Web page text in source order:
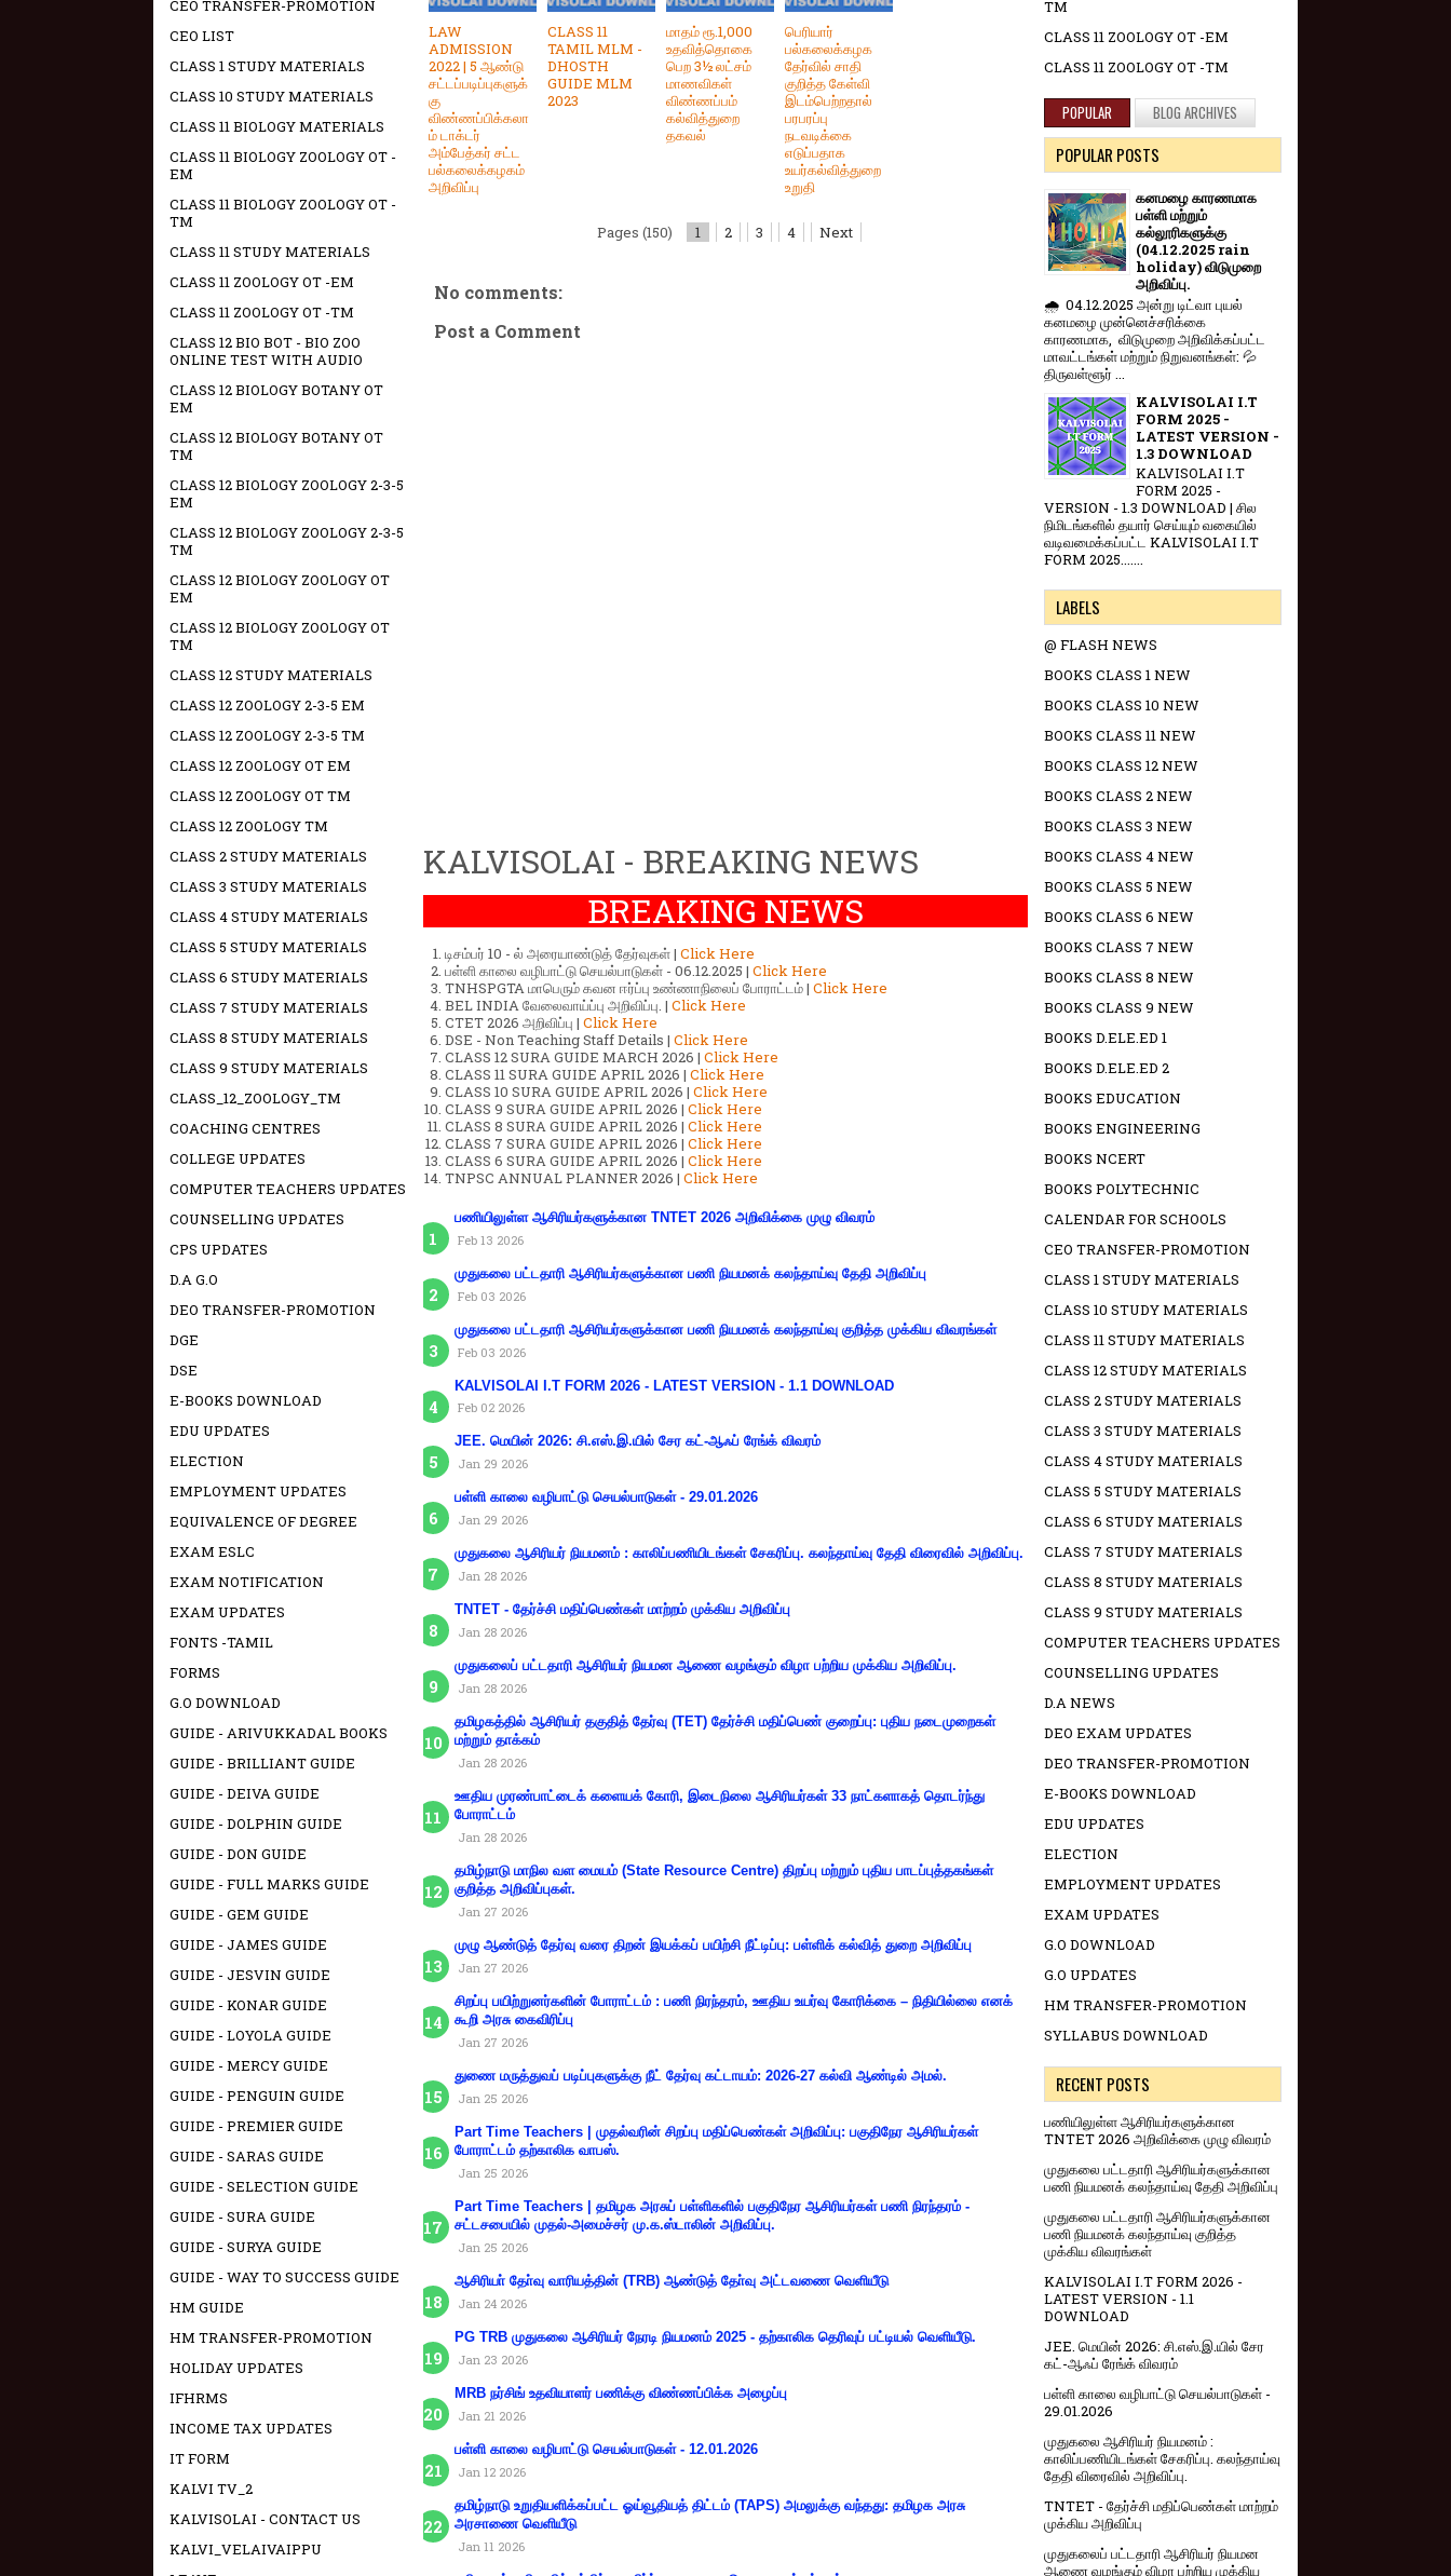
LAW
ADMISSION
2022 | 5 ஆண்டு
சட்டப்படிப்புகளுக்
கு
விண்ணப்பிக்கலா
ம் டாக்டர்
அம்பேத்கர் சட்ட
பல்கலைக்கழகம்
அறிவிப்பு
CLASS 11
TAMIL MLM -
DHOSTH
GUIDE MLM
2023
மாதம் ரூ.1,000
உதவித்தொகை
பெற 3½ லட்சம்
மாணவிகள்
விண்ணப்பம்
கல்வித்துறை
தகவல்
பெரியார்
பல்கலைக்கழக
தேர்வில் சாதி
குறித்த கேள்வி
இடம்பெற்றதால்
பரபரப்பு
நடவடிக்கை
எடுப்பதாக
உயர்கல்வித்துறை
உறுதி
Pages (150) 1 2 3 4 Next
No comments:
Post a Comment
KALVISOLAI - BREAKING NEWS
BREAKING NEWS
டிசம்பர் 10 - ல் அரையாண்டுத் தேர்வுகள் | Click Here
பள்ளி காலை வழிபாட்டு செயல்பாடுகள் - 06.12.2025 | Click Here
TNHSPGTA மாபெரும் கவன ஈர்ப்பு உண்ணாநிலைப் போராட்டம் | Click Here
BEL INDIA வேலைவாய்ப்பு அறிவிப்பு. | Click Here
CTET 2026 அறிவிப்பு | Click Here
DSE - Non Teaching Staff Details | Click Here
CLASS 12 SURA GUIDE MARCH 2026 | Click Here
CLASS 11 SURA GUIDE APRIL 2026 | Click Here
CLASS 10 SURA GUIDE APRIL 2026 | Click Here
CLASS 9 SURA GUIDE APRIL 2026 | Click Here
CLASS 8 SURA GUIDE APRIL 2026 | Click Here
CLASS 7 SURA GUIDE APRIL 2026 | Click Here
CLASS 6 SURA GUIDE APRIL 2026 | Click Here
TNPSC ANNUAL PLANNER 2026 | Click Here
பணியிலுள்ள ஆசிரியர்களுக்கான TNTET 2026 அறிவிக்கை முழு விவரம்
Feb 13 2026
முதுகலை பட்டதாரி ஆசிரியர்களுக்கான பணி நியமனக் கலந்தாய்வு தேதி அறிவிப்பு
Feb 03 2026
முதுகலை பட்டதாரி ஆசிரியர்களுக்கான பணி நியமனக் கலந்தாய்வு குறித்த முக்கிய விவரங்கள்
Feb 03 2026
KALVISOLAI I.T FORM 2026 - LATEST VERSION - 1.1 DOWNLOAD
Feb 02 2026
JEE. மெயின் 2026: சி.எஸ்.இ.யில் சேர கட்-ஆஃப் ரேங்க் விவரம்
Jan 29 2026
பள்ளி காலை வழிபாட்டு செயல்பாடுகள் - 29.01.2026
Jan 29 2026
முதுகலை ஆசிரியர் நியமனம் : காலிப்பணியிடங்கள் சேகரிப்பு. கலந்தாய்வு தேதி விரைவில் அறிவிப்பு.
Jan 28 2026
TNTET - தேர்ச்சி மதிப்பெண்கள் மாற்றம் முக்கிய அறிவிப்பு
Jan 28 2026
முதுகலைப் பட்டதாரி ஆசிரியர் நியமன ஆணை வழங்கும் விழா பற்றிய முக்கிய அறிவிப்பு.
Jan 28 2026
தமிழகத்தில் ஆசிரியர் தகுதித் தேர்வு (TET) தேர்ச்சி மதிப்பெண் குறைப்பு: புதிய நடைமுறைகள்
மற்றும் தாக்கம்
Jan 28 2026
ஊதிய முரண்பாட்டைக் களையக் கோரி, இடைநிலை ஆசிரியர்கள் 33 நாட்களாகத் தொடர்ந்து
போராட்டம்
Jan 28 2026
தமிழ்நாடு மாநில வள மையம் (State Resource Centre) திறப்பு மற்றும் புதிய பாடப்புத்தகங்கள்
குறித்த அறிவிப்புகள்.
Jan 27 2026
முழு ஆண்டுத் தேர்வு வரை திறன் இயக்கப் பயிற்சி நீட்டிப்பு: பள்ளிக் கல்வித் துறை அறிவிப்பு
Jan 27 2026
சிறப்பு பயிற்றுனர்களின் போராட்டம் : பணி நிரந்தரம், ஊதிய உயர்வு கோரிக்கை – நிதியில்லை எனக்
கூறி அரசு கைவிரிப்பு
Jan 27 2026
துணை மருத்துவப் படிப்புகளுக்கு நீட் தேர்வு கட்டாயம்: 2026-27 கல்வி ஆண்டில் அமல்.
Jan 25 2026
Part Time Teachers | முதல்வரின் சிறப்பு மதிப்பெண்கள் அறிவிப்பு: பகுதிநேர ஆசிரியர்கள்
போராட்டம் தற்காலிக வாபஸ்.
Jan 25 2026
Part Time Teachers | தமிழக அரசுப் பள்ளிகளில் பகுதிநேர ஆசிரியர்கள் பணி நிரந்தரம் -
சட்டசபையில் முதல்-அமைச்சர் மு.க.ஸ்டாலின் அறிவிப்பு.
Jan 25 2026
ஆசிரியா் தோ்வு வாரியத்தின் (TRB) ஆண்டுத் தோ்வு அட்டவணை வெளியீடு
Jan 24 2026
PG TRB முதுகலை ஆசிரியர் நேரடி நியமனம் 2025 - தற்காலிக தெரிவுப் பட்டியல் வெளியீடு.
Jan 23 2026
MRB நர்சிங் உதவியாளர் பணிக்கு விண்ணப்பிக்க அழைப்பு
Jan 21 2026
பள்ளி காலை வழிபாட்டு செயல்பாடுகள் - 12.01.2026
Jan 12 2026
தமிழ்நாடு உறுதியளிக்கப்பட்ட ஓய்வூதியத் திட்டம் (TAPS) அமலுக்கு வந்தது: தமிழக அரசு
அரசாணை வெளியீடு
Jan 11 2026
CEO TRANSFER-PROMOTION
CEO LIST
CLASS 1 STUDY MATERIALS
CLASS 10 STUDY MATERIALS
CLASS 11 BIOLOGY MATERIALS
CLASS 11 BIOLOGY ZOOLOGY OT -
EM
CLASS 11 BIOLOGY ZOOLOGY OT -
TM
CLASS 11 STUDY MATERIALS
CLASS 11 ZOOLOGY OT -EM
CLASS 11 ZOOLOGY OT -TM
CLASS 12 BIO BOT - BIO ZOO
ONLINE TEST WITH AUDIO
CLASS 12 BIOLOGY BOTANY OT
EM
CLASS 12 BIOLOGY BOTANY OT
TM
CLASS 12 BIOLOGY ZOOLOGY 2-3-5
EM
CLASS 12 BIOLOGY ZOOLOGY 2-3-5
TM
CLASS 12 BIOLOGY ZOOLOGY OT
EM
CLASS 12 BIOLOGY ZOOLOGY OT
TM
CLASS 12 STUDY MATERIALS
CLASS 12 ZOOLOGY 2-3-5 EM
CLASS 12 ZOOLOGY 2-3-5 TM
CLASS 12 ZOOLOGY OT EM
CLASS 12 ZOOLOGY OT TM
CLASS 12 ZOOLOGY TM
CLASS 2 STUDY MATERIALS
CLASS 3 STUDY MATERIALS
CLASS 4 STUDY MATERIALS
CLASS 5 STUDY MATERIALS
CLASS 6 STUDY MATERIALS
CLASS 7 STUDY MATERIALS
CLASS 8 STUDY MATERIALS
CLASS 9 STUDY MATERIALS
CLASS_12_ZOOLOGY_TM
COACHING CENTRES
COLLEGE UPDATES
COMPUTER TEACHERS UPDATES
COUNSELLING UPDATES
CPS UPDATES
D.A G.O
DEO TRANSFER-PROMOTION
DGE
DSE
E-BOOKS DOWNLOAD
EDU UPDATES
ELECTION
EMPLOYMENT UPDATES
EQUIVALENCE OF DEGREE
EXAM ESLC
EXAM NOTIFICATION
EXAM UPDATES
FONTS -TAMIL
FORMS
G.O DOWNLOAD
GUIDE - ARIVUKKADAL BOOKS
GUIDE - BRILLIANT GUIDE
GUIDE - DEIVA GUIDE
GUIDE - DOLPHIN GUIDE
GUIDE - DON GUIDE
GUIDE - FULL MARKS GUIDE
GUIDE - GEM GUIDE
GUIDE - JAMES GUIDE
GUIDE - JESVIN GUIDE
GUIDE - KONAR GUIDE
GUIDE - LOYOLA GUIDE
GUIDE - MERCY GUIDE
GUIDE - PENGUIN GUIDE
GUIDE - PREMIER GUIDE
GUIDE - SARAS GUIDE
GUIDE - SELECTION GUIDE
GUIDE - SURA GUIDE
GUIDE - SURYA GUIDE
GUIDE - WAY TO SUCCESS GUIDE
HM GUIDE
HM TRANSFER-PROMOTION
HOLIDAY UPDATES
IFHRMS
INCOME TAX UPDATES
IT FORM
KALVI TV_2
KALVISOLAI - CONTACT US
KALVI_VELAIVAIPPU
TM
CLASS 11 ZOOLOGY OT -EM
CLASS 11 ZOOLOGY OT -TM
POPULAR BLOG ARCHIVES
POPULAR POSTS
கனமழை காரணமாக
பள்ளி மற்றும்
கல்லூரிகளுக்கு
(04.12.2025 rain
holiday) விடுமுறை
அறிவிப்பு.
🌧️ 04.12.2025 அன்று டிட்வா புயல்
கனமழை முன்னெச்சரிக்கை
காரணமாக, விடுமுறை அறிவிக்கப்பட்ட
மாவட்டங்கள் மற்றும் நிறுவனங்கள்: 💦
திருவள்ளூர் ...
KALVISOLAI I.T
FORM 2025 -
LATEST VERSION -
1.3 DOWNLOAD
KALVISOLAI I.T
FORM 2025 -
VERSION - 1.3 DOWNLOAD | சில
நிமிடங்களில் தயார் செய்யும் வகையில்
வடிவமைக்கப்பட்ட KALVISOLAI I.T
FORM 2025.......
LABELS
@ FLASH NEWS
BOOKS CLASS 1 NEW
BOOKS CLASS 10 NEW
BOOKS CLASS 11 NEW
BOOKS CLASS 12 NEW
BOOKS CLASS 2 NEW
BOOKS CLASS 3 NEW
BOOKS CLASS 4 NEW
BOOKS CLASS 5 NEW
BOOKS CLASS 6 NEW
BOOKS CLASS 7 NEW
BOOKS CLASS 8 NEW
BOOKS CLASS 9 NEW
BOOKS D.ELE.ED 1
BOOKS D.ELE.ED 2
BOOKS EDUCATION
BOOKS ENGINEERING
BOOKS NCERT
BOOKS POLYTECHNIC
CALENDAR FOR SCHOOLS
CEO TRANSFER-PROMOTION
CLASS 1 STUDY MATERIALS
CLASS 10 STUDY MATERIALS
CLASS 11 STUDY MATERIALS
CLASS 12 STUDY MATERIALS
CLASS 2 STUDY MATERIALS
CLASS 3 STUDY MATERIALS
CLASS 4 STUDY MATERIALS
CLASS 5 STUDY MATERIALS
CLASS 6 STUDY MATERIALS
CLASS 7 STUDY MATERIALS
CLASS 8 STUDY MATERIALS
CLASS 9 STUDY MATERIALS
COMPUTER TEACHERS UPDATES
COUNSELLING UPDATES
D.A NEWS
DEO EXAM UPDATES
DEO TRANSFER-PROMOTION
E-BOOKS DOWNLOAD
EDU UPDATES
ELECTION
EMPLOYMENT UPDATES
EXAM UPDATES
G.O DOWNLOAD
G.O UPDATES
HM TRANSFER-PROMOTION
SYLLABUS DOWNLOAD
RECENT POSTS
பணியிலுள்ள ஆசிரியர்களுக்கான
TNTET 2026 அறிவிக்கை முழு விவரம்
முதுகலை பட்டதாரி ஆசிரியர்களுக்கான
பணி நியமனக் கலந்தாய்வு தேதி அறிவிப்பு
முதுகலை பட்டதாரி ஆசிரியர்களுக்கான
பணி நியமனக் கலந்தாய்வு குறித்த
முக்கிய விவரங்கள்
KALVISOLAI I.T FORM 2026 -
LATEST VERSION - 1.1
DOWNLOAD
JEE. மெயின் 2026: சி.எஸ்.இ.யில் சேர
கட்-ஆஃப் ரேங்க் விவரம்
பள்ளி காலை வழிபாட்டு செயல்பாடுகள் -
29.01.2026
முதுகலை ஆசிரியர் நியமனம் :
காலிப்பணியிடங்கள் சேகரிப்பு. கலந்தாய்வு
தேதி விரைவில் அறிவிப்பு.
TNTET - தேர்ச்சி மதிப்பெண்கள் மாற்றம்
முக்கிய அறிவிப்பு
முதுகலைப் பட்டதாரி ஆசிரியர் நியமன
ஆணை வழங்கும் விழா பற்றிய முக்கிய